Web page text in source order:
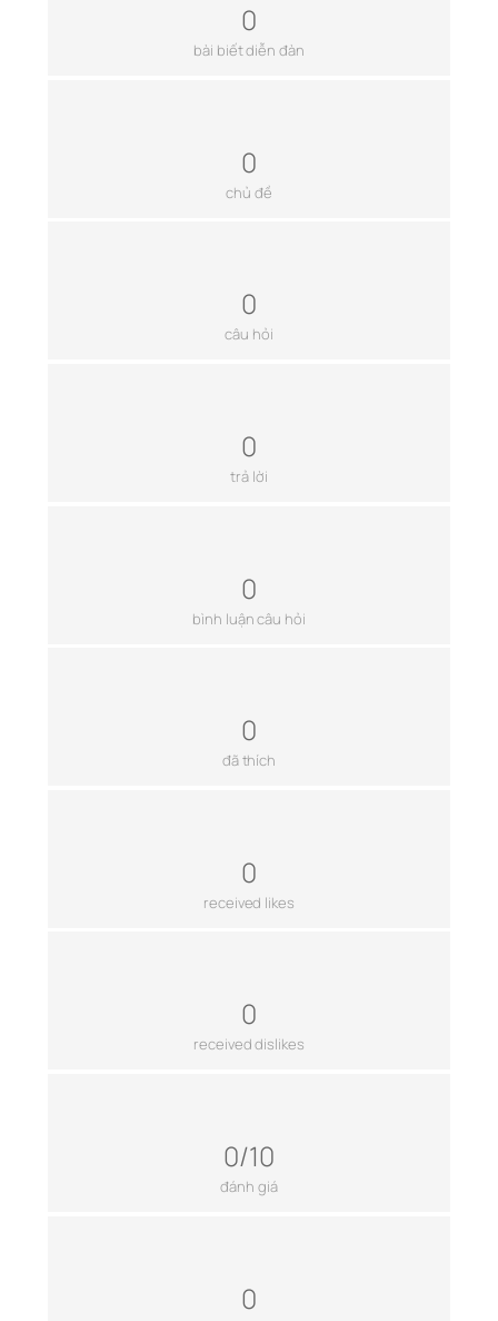
0
bài biết diễn đàn
0
chủ đề
0
câu hỏi
0
trả lời
0
bình luận câu hỏi
0
đã thích
0
received likes
0
received dislikes
0/10
đánh giá
0